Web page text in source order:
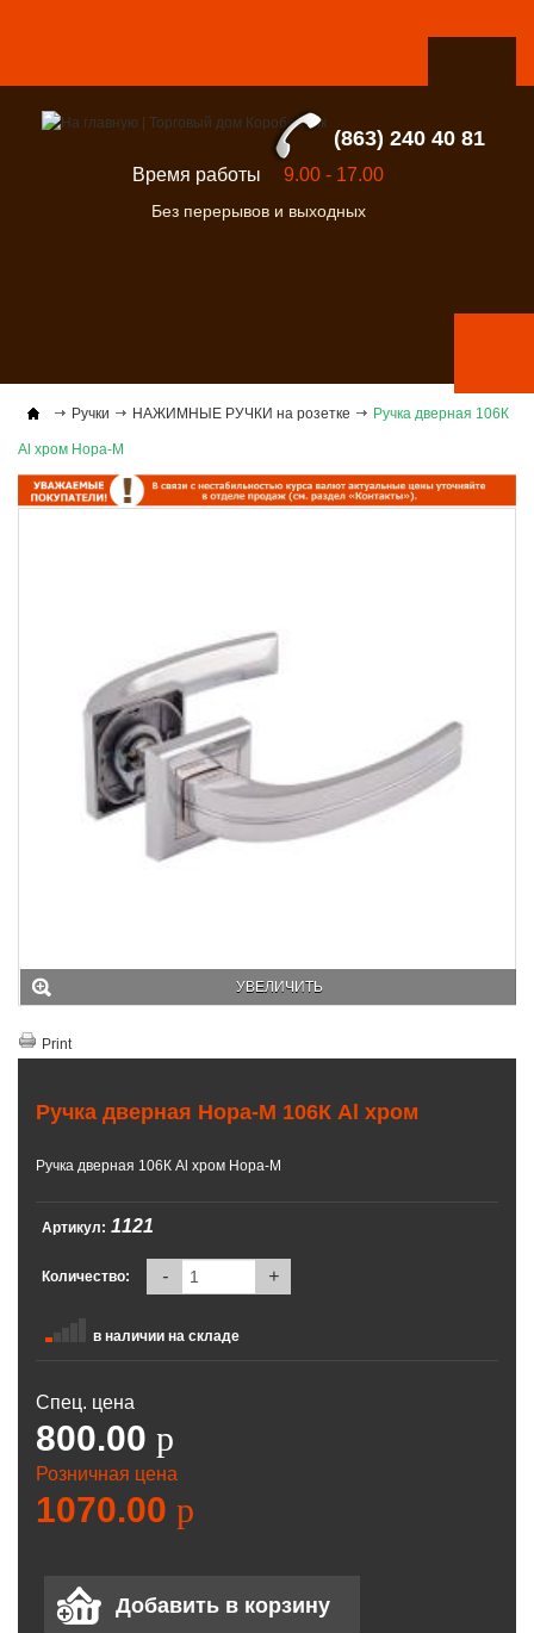
(863) 240 40 81
Время работы 9.00 - 17.00
Без перерывов и выходных
Ручки НАЖИМНЫЕ РУЧКИ на розетке Ручка дверная 106К
Al хром Нора-М
УВЕЛИЧИТЬ
Print
Ручка дверная Нора-М 106К Al хром
Ручка дверная 106К Al хром Нора-М
Артикул: 1121
Количество: - +
в наличии на складе
Спец. цена
800.00 p
Розничная цена
1070.00 p